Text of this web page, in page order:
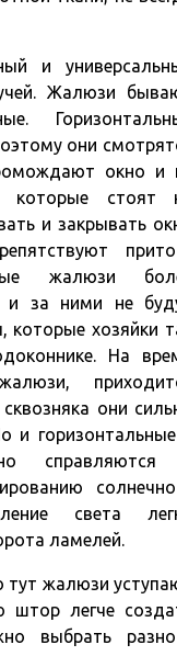
и
Жалюзи
они
окно и
которые стоят
и закрывать
жалюзи
и за ними не
которые хозяйки
На
они
и
света
ламелей.
тут жалюзи
легче
выбрать